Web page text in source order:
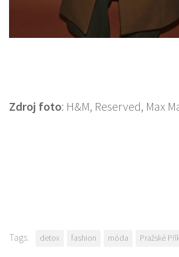
Zdroj foto: H&M, Reserved, Max
Tags: detox fashion móda Pražské